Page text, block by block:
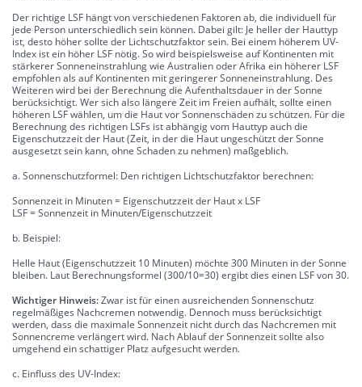
Der richtige LSF hängt von verschiedenen Faktoren ab, die individuell für
jede Person unterschiedlich sein können. Dabei gilt: Je heller der Hauttyp
ist, desto höher sollte der Lichtschutzfaktor sein. Bei einem höherem UV-
Index ist ein höher LSF nötig. So wird beispielsweise auf Kontinenten mit
stärkerer Sonneneinstrahlung wie Australien oder Afrika ein höherer LSF
empfohlen als auf Kontinenten mit geringerer Sonneneinstrahlung. Des
Weiteren wird bei der Berechnung die Aufenthaltsdauer in der Sonne
berücksichtigt. Wer sich also längere Zeit im Freien aufhält, sollte einen
höheren LSF wählen, um die Haut vor Sonnenschäden zu schützen. Für die
Berechnung des richtigen LSFs ist abhängig vom Hauttyp auch die
Eigenschutzzeit der Haut (Zeit, in der die Haut ungeschützt der Sonne
ausgesetzt sein kann, ohne Schaden zu nehmen) maßgeblich.
a. Sonnenschutzformel: Den richtigen Lichtschutzfaktor berechnen:
Sonnenzeit in Minuten = Eigenschutzzeit der Haut x LSF
LSF = Sonnenzeit in Minuten/Eigenschutzzeit
b. Beispiel:
Helle Haut (Eigenschutzzeit 10 Minuten) möchte 300 Minuten in der Sonne
bleiben. Laut Berechnungsformel (300/10=30) ergibt dies einen LSF von 30.
Wichtiger Hinweis:Zwar ist für einen ausreichenden Sonnenschutz
regelmäßiges Nachcremen notwendig. Dennoch muss berücksichtigt
werden, dass die maximale Sonnenzeit nicht durch das Nachcremen mit
Sonnencreme verlängert wird. Nach Ablauf der Sonnenzeit sollte also
umgehend ein schattiger Platz aufgesucht werden.
c. Einfluss des UV-Index: